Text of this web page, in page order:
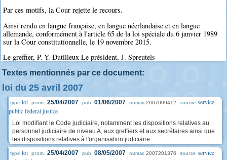
Par ces motifs, la Cour rejette le recours.
Ainsi rendu en langue française, en langue néerlandaise et en langue
allemande, conformément à l'article 65 de la loi spéciale du 6 janvier 1989
sur la Cour constitutionnelle, le 19 novembre 2015.
Le greffier, P.-Y. Dutilleux Le président, J. Spreutels
Textes mentionnés par ce document:
loi du 25 avril 2007
type loi prom. 25/04/2007 pub. 01/06/2007 numac 2007009412 source service
public federal justice
Loi modifiant le Code judiciaire, notamment les dispositions relatives au
personnel judiciaire de niveau A, aux greffiers et aux secrétaires ainsi que
les dispositions relatives à l'organisation judiciaire
type loi prom. 25/04/2007 pub. 08/05/2007 numac 2007201376 source service